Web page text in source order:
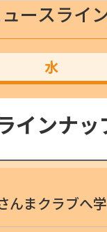
ースライ
水
インナッ
んまクラブへ